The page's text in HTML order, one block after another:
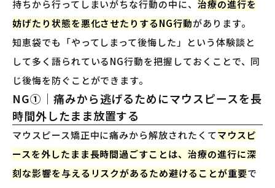
持ちから行ってしまいがちな行動の中に、 治療の進行を
妨げたり状態を悪化させたりするNG行動があります。
知恵袋でも「やってしまって後悔した」という体験談と
して多く語られているNG行動を把握しておくことで、同
じ後悔を防ぐことができます。
NG①｜痛みから逃げるためにマウスピースを長
時間外したまま放置する
マウスピース矯正中に痛みから解放されたくてマウスピ
ースを外したまま長時間過ごすことは、治療の進行に深
刻な影響を与えるリスクがあるため避けることが重要で